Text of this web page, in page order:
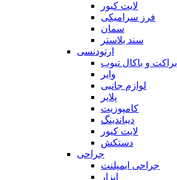
لایت کیور
فرز سرامیکی
سمان
سند بلاستر
ارتودنسی
براکت و باکال تیوب
وایر
لوازم جانبی
پلایر
کامپوزیت
دیباندینگ
لایت کیور
دستکش
جراحی
جراحی ایمپلنت
ابزار